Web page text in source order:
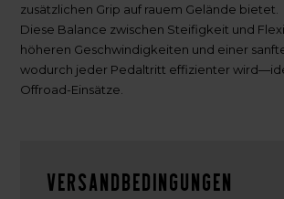
zusätzlichen Grip auf rauem Gelände bietet.
Diese Balance zwischen Steifigkeit und
höheren Geschwindigkeiten und einer
wodurch jeder Pedaltritt effizienter
Offroad-Einsätze.
Versandbedingungen